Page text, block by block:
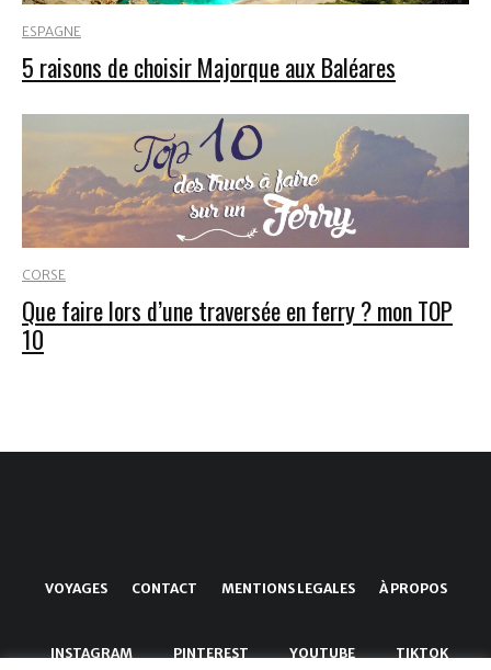
ESPAGNE
5 raisons de choisir Majorque aux Baléares
CORSE
Que faire lors d’une traversée en ferry ? mon TOP
10
VOYAGES CONTACT MENTIONS LEGALES À PROPOS
INSTAGRAM PINTEREST YOUTUBE TIKTOK